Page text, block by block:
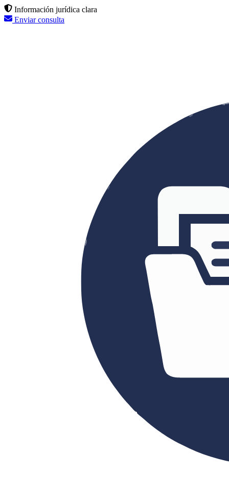
Información jurídica clara
Enviar consulta